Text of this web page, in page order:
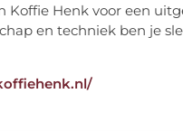
Koffie Henk voor een
en techniek ben je